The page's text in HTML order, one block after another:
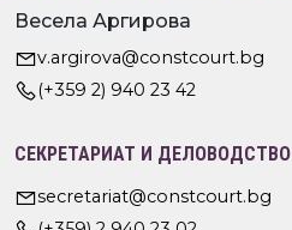
Весела Аргирова
v.argirova@constcourt.bg
(+359 2) 940 23 42
СЕКРЕТАРИАТ И ДЕЛОВОДСТВО
secretariat@constcourt.bg